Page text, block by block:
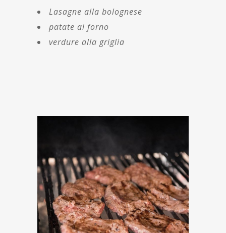
Lasagne alla bolognese
patate al forno
verdure alla griglia